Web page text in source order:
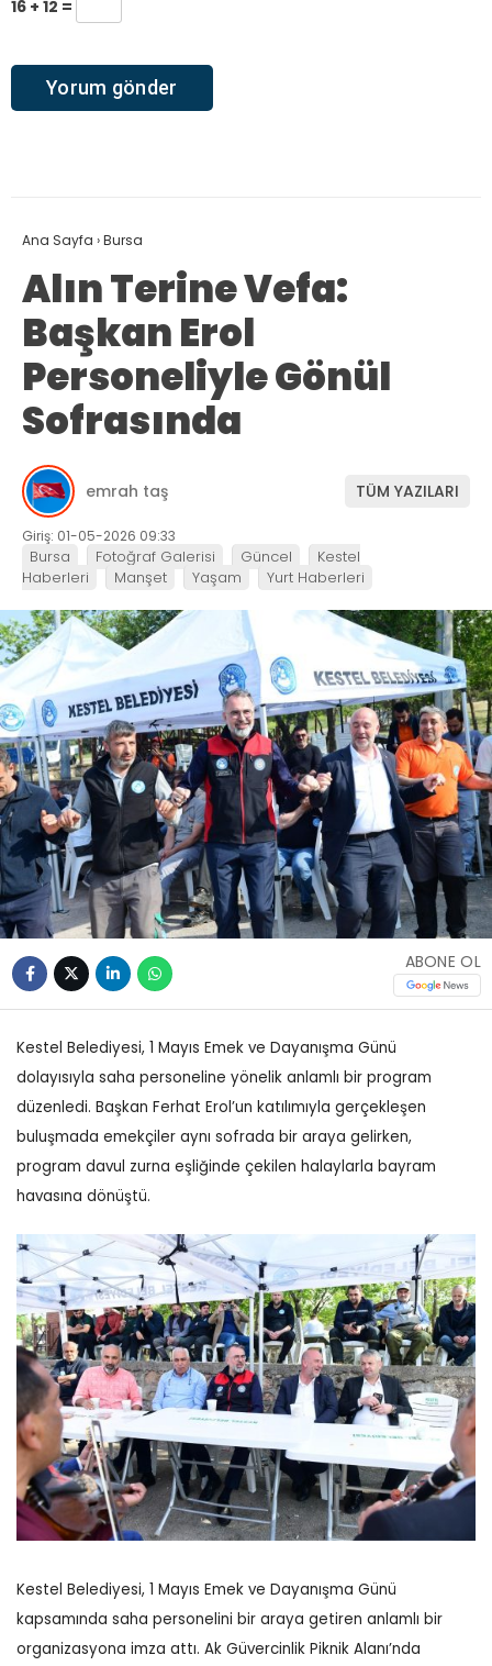
16 + 12 =
Ana Sayfa ›Bursa
Alın Terine Vefa:
Başkan Erol
Personeliyle Gönül
Sofrasında
emrah taş TÜM YAZILARI
Giriş: 01-05-2026 09:33
Bursa Fotoğraf Galerisi Güncel
Kestel
Haberleri
Manşet Yaşam Yurt Haberleri
ABONE OL
Kestel Belediyesi, 1 Mayıs Emek ve Dayanışma Günü
dolayısıyla saha personeline yönelik anlamlı bir program
düzenledi. Başkan Ferhat Erol’un katılımıyla gerçekleşen
buluşmada emekçiler aynı sofrada bir araya gelirken,
program davul zurna eşliğinde çekilen halaylarla bayram
havasına dönüştü.
Kestel Belediyesi, 1 Mayıs Emek ve Dayanışma Günü
kapsamında saha personelini bir araya getiren anlamlı bir
organizasyona imza attı. Ak Güvercinlik Piknik Alanı’nda